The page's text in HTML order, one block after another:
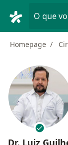
O que
Homepage